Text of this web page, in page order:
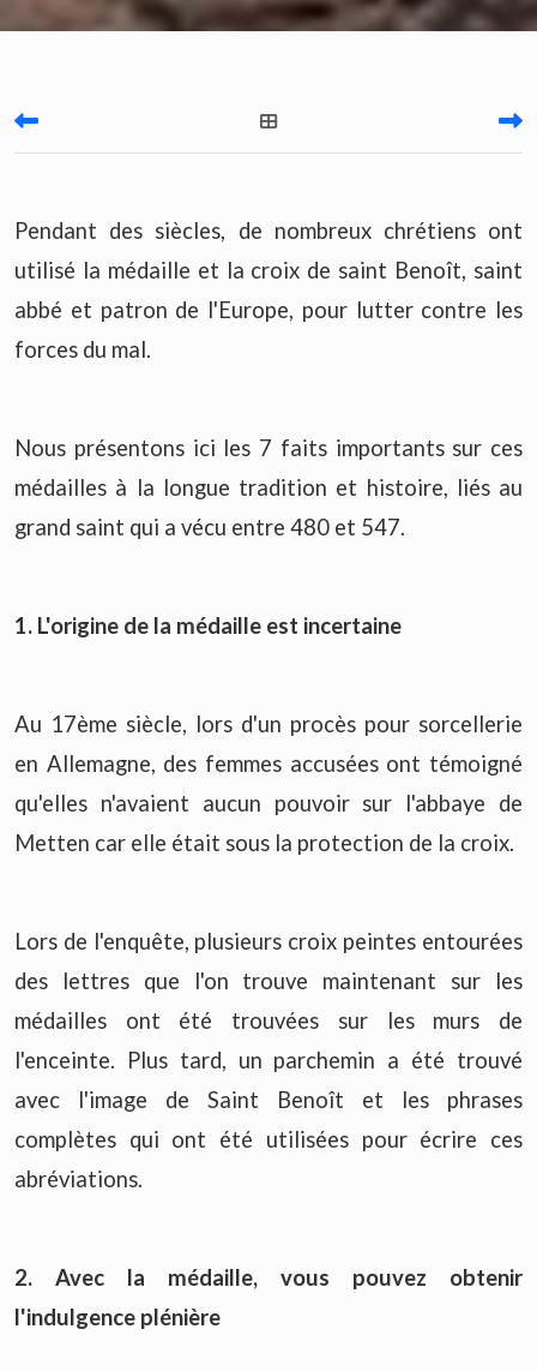
Pendant des siècles, de nombreux chrétiens ont
utilisé la médaille et la croix de saint Benoît, saint
abbé et patron de l'Europe, pour lutter contre les
forces du mal.
Nous présentons ici les 7 faits importants sur ces
médailles à la longue tradition et histoire, liés au
grand saint qui a vécu entre 480 et 547.
1. L'origine de la médaille est incertaine
Au 17ème siècle, lors d'un procès pour sorcellerie
en Allemagne, des femmes accusées ont témoigné
qu'elles n'avaient aucun pouvoir sur l'abbaye de
Metten car elle était sous la protection de la croix.
Lors de l'enquête, plusieurs croix peintes entourées
des lettres que l'on trouve maintenant sur les
médailles ont été trouvées sur les murs de
l'enceinte. Plus tard, un parchemin a été trouvé
avec l'image de Saint Benoît et les phrases
complètes qui ont été utilisées pour écrire ces
abréviations.
2. Avec la médaille, vous pouvez obtenir
l'indulgence plénière